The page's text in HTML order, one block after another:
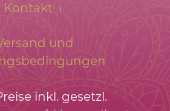
Kontakt
und
inkl. gesetzl.